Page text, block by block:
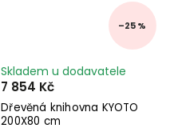
–25 %
Dřevěná knihovna KYOTO
200X80 cm
Skladem u dodavatele
7 854 Kč